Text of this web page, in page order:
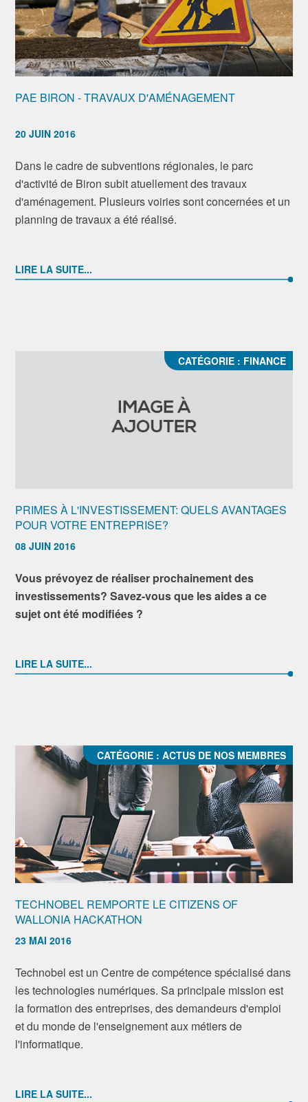
PAE BIRON - TRAVAUX D'AMÉNAGEMENT
20 JUIN 2016
Dans le cadre de subventions régionales, le parc
d'activité de Biron subit atuellement des travaux
d'aménagement. Plusieurs voiries sont concernées et un
planning de travaux a été réalisé.
LIRE LA SUITE...
PRIMES À L'INVESTISSEMENT: QUELS AVANTAGES
POUR VOTRE ENTREPRISE?
08 JUIN 2016
Vous prévoyez de réaliser prochainement des
investissements? Savez-vous que les aides a ce
sujet ont été modifiées ?
CATÉGORIE : FINANCE
LIRE LA SUITE...
TECHNOBEL REMPORTE LE CITIZENS OF
WALLONIA HACKATHON
23 MAI 2016
Technobel est un Centre de compétence spécialisé dans
les technologies numériques. Sa principale mission est
la formation des entreprises, des demandeurs d'emploi
et du monde de l'enseignement aux métiers de
l'informatique.
CATÉGORIE : ACTUS DE NOS MEMBRES
LIRE LA SUITE...